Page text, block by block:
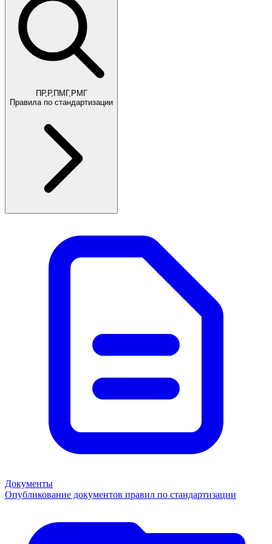
ПР,Р,ПМГ,РМГ
Правила по стандартизации
Документы
Опубликование документов правил по стандартизации